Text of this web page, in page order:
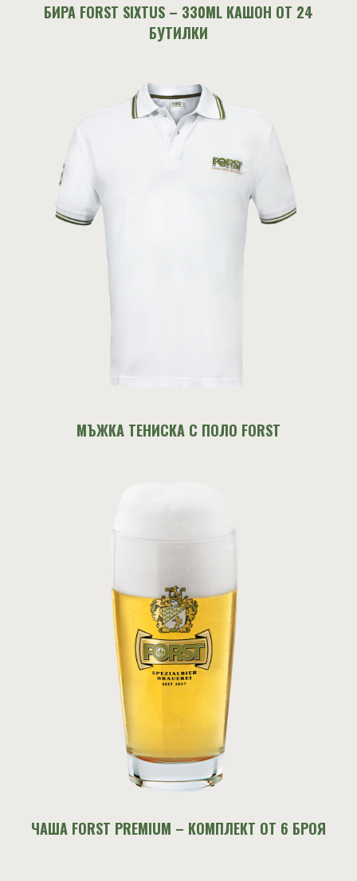
БИРА FORST SIXTUS – 330ML КАШОН ОТ 24
БУТИЛКИ
МЪЖКА ТЕНИСКА С ПОЛО FORST
ЧАША FORST PREMIUM – КОМПЛЕКТ ОТ 6 БРОЯ